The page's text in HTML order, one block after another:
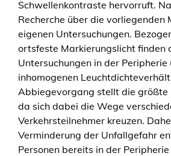
u
c
h
t
d
i
c
h
t
e
Schwellenkontraste hervorruft.
Recherche über die vorliegenden
eigenen Untersuchungen.
ortsfeste Markierungslicht finden
Untersuchungen in der Peripherie
inhomogenen
Abbiegevorgang stellt die größte
da sich dabei die Wege
Verkehrsteilnehmer kreuzen.
Verminderung der Unfallgefahr
Personen bereits in der